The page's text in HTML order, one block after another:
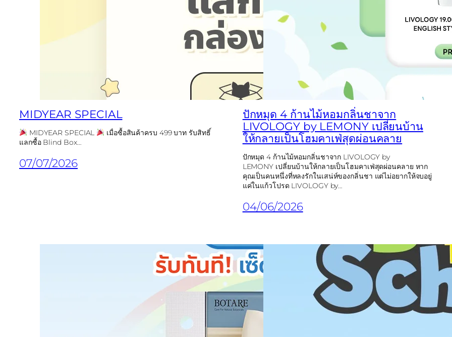
MIDYEAR SPECIAL
MIDYEAR SPECIAL
เมื่อซื้อสินค้าครบ 499 บาท รับสิทธิ์
แลกซื้อ Blind Box…
07/07/2026
ปักหมุด 4 ก้านไม้หอมกลิ่นชาจาก
LIVOLOGY by LEMONY เปลี่ยนบ้าน
ให้กลายเป็นโฮมคาเฟ่สุดผ่อนคลาย
ปักหมุด 4 ก้านไม้หอมกลิ่นชาจาก LIVOLOGY by
LEMONY เปลี่ยนบ้านให้กลายเป็นโฮมคาเฟ่สุดผ่อนคลาย หาก
คุณเป็นคนหนึ่งที่หลงรักในเสน่ห์ของกลิ่นชา แต่ไม่อยากให้จบอยู่
แค่ในแก้วโปรด LIVOLOGY by…
04/06/2026